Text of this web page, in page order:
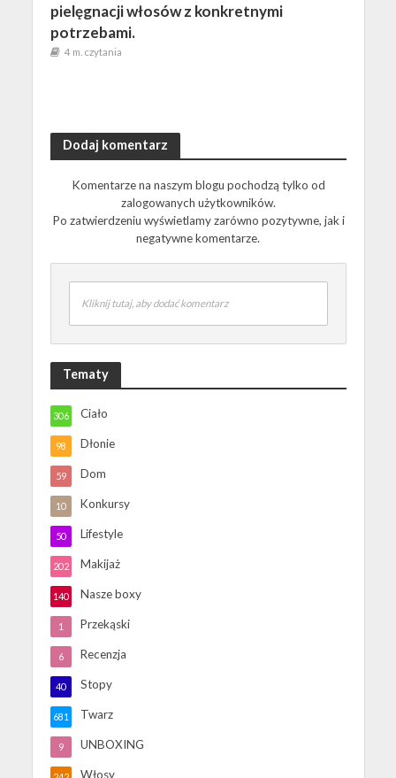
pielęgnacji włosów z konkretnymi
potrzebami.
4 m. czytania
Dodaj komentarz
Komentarze na naszym blogu pochodzą tylko od
zalogowanych użytkowników.
Po zatwierdzeniu wyświetlamy zarówno pozytywne, jak i
negatywne komentarze.
Kliknij tutaj, aby dodać komentarz
Tematy
Ciało
306
Dłonie
98
Dom
59
Konkursy
10
Lifestyle
50
Makijaż
202
Nasze boxy
140
Przekąski
1
Recenzja
6
Stopy
40
Twarz
681
UNBOXING
9
Włosy